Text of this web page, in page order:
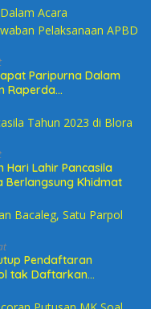
Paripurna Dalam
Raperda
Hari Lahir Pancasila
Berlangsung Khidmat
Pendaftaran
tak Daftarkan